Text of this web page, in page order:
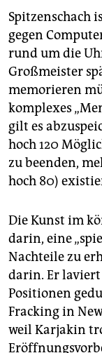
Spitzenschach
gegen
rund um die
Großmeister
memorieren
komplexes
gilt es
hoch 120
zu beenden,
hoch 80)
Die Kunst im
darin, eine
Nachteile zu
darin. Er
Positionen
Fracking in
weil Karjakin